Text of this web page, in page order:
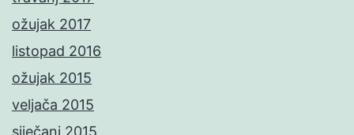
ožujak 2017
listopad 2016
ožujak 2015
veljača 2015